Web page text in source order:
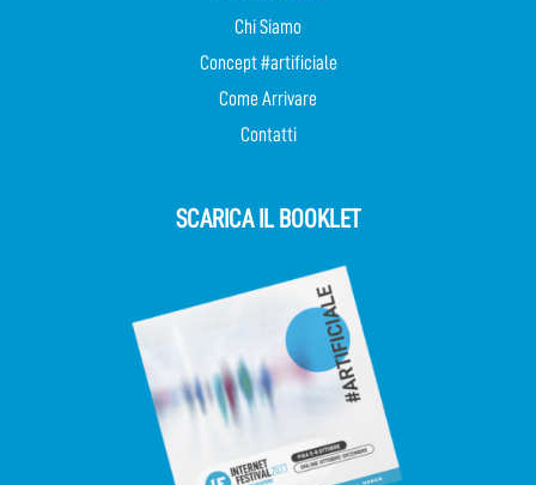
Chi Siamo
Concept #artificiale
Come Arrivare
Contatti
SCARICA IL BOOKLET